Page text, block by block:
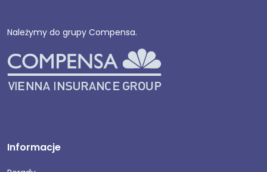
Należymy do grupy Compensa.
Informacje